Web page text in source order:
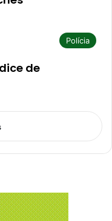
Polícia
de